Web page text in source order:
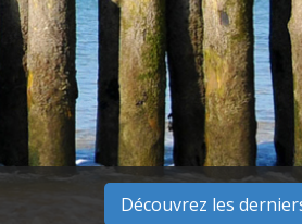
Découvrez les